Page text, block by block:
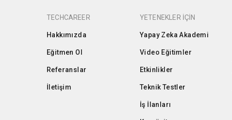
TECHCAREER
Hakkımızda
Eğitmen Ol
Referanslar
İletişim
YETENEKLER İÇİN
Yapay Zeka Akademi
Video Eğitimler
Etkinlikler
Teknik Testler
İş İlanları